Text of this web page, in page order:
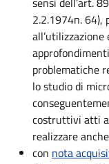
2.2.1974n. 64),
problematiche
lo studio di
costruttivi atti
realizzare
con nota